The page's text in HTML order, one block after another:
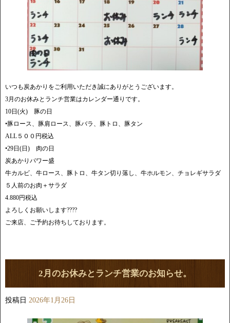
いつも炭あかりをご利用いただき誠にありがとうございます。
3月のお休みとランチ営業はカレンダー通りです。
10日(火) 豚の日
•豚ロース、豚肩ロース、豚バラ、豚トロ、豚タン
ALL５００円税込
•29日(日) 肉の日
炭あかりパワー盛
牛カルビ、牛ロース、豚トロ、牛タン切り落し、牛ホルモン、チョレギサラダ
５人前のお肉＋サラダ
4.880円税込
よろしくお願いします????
ご来店、ご予約お待ちしております。
2月のお休みとランチ営業のお知らせ。
投稿日 2026年1月26日